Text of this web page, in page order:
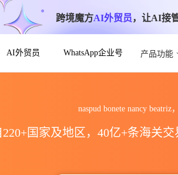
跨境魔方AI外贸员，让AI接
AI外贸员 WhatsApp企业号 产品功能
naspud bonete nancy
国家及地区，40亿+条海关